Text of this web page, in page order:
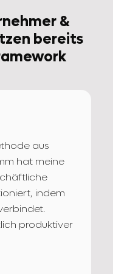
&
bereits
aus
hat meine
indem
produktiver